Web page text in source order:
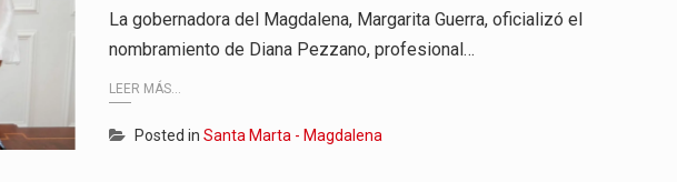
La gobernadora del Magdalena, Margarita Guerra, oficializó el
nombramiento de Diana Pezzano, profesional…
LEER MÁS...
Posted in Santa Marta - Magdalena